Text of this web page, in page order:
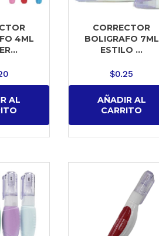
4ML
AL
CORRECTOR
BOLIGRAFO 7ML
ESTILO ...
$0.25
AÑADIR AL
CARRITO